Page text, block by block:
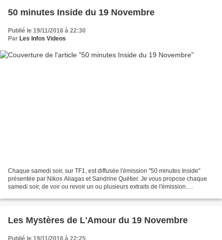
50 minutes Inside du 19 Novembre
Publié le 19/11/2016 à 22:30
Par Les Infos Videos
Chaque samedi soir, sur TF1, est diffusée l'émission "50 minutes Inside"
présentée par Nikos Aliagas et Sandrine Quétier. Je vous propose chaque
samedi soir, de voir ou revoir un ou plusieurs extraits de l'émission.
Les Mystères de L'Amour du 19 Novembre
Publié le 19/11/2016 à 22:25